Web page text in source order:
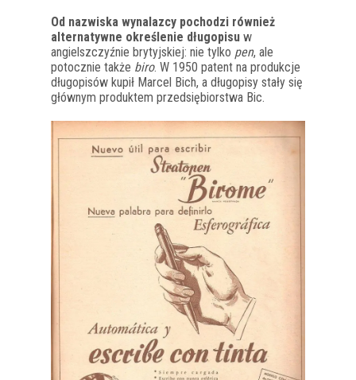
Od nazwiska wynalazcy pochodzi również
alternatywne określenie długopisu w
angielszczyźnie brytyjskiej: nie tylko pen, ale
potocznie także biro. W 1950 patent na produkcje
długopisów kupił Marcel Bich, a długopisy stały się
głównym produktem przedsiębiorstwa Bic.